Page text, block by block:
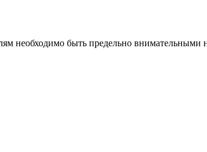
необходимо быть предельно внимательными